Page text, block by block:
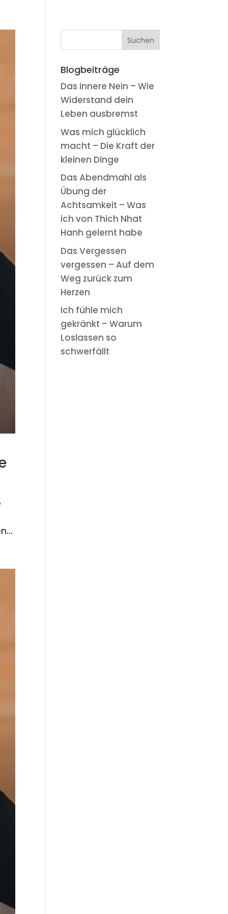
Blogbeiträge
Das innere Nein – Wie
Widerstand dein
Leben ausbremst
Was mich glücklich
macht – Die Kraft der
kleinen Dinge
Das Abendmahl als
Übung der
Achtsamkeit – Was
ich von Thich Nhat
Hanh gelernt habe
Das Vergessen
vergessen – Auf dem
Weg zurück zum
Herzen
Ich fühle mich
gekränkt – Warum
Loslassen so
schwerfällt